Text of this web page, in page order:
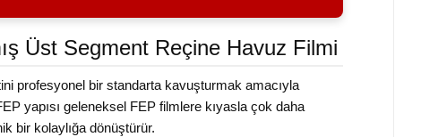
Üst Segment Reçine Havuz Filmi
profesyonel bir standarta kavuşturmak amacıyla
yapısı geleneksel FEP filmlere kıyasla çok daha
bir kolaylığa dönüştürür.